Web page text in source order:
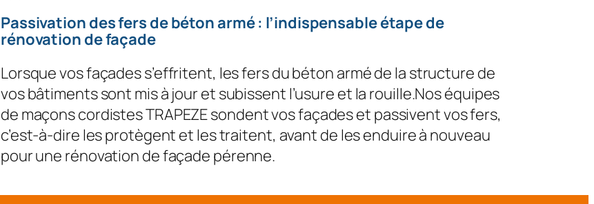
Passivation des fers de béton armé : l’indispensable étape de
rénovation de façade
Lorsque vos façades s’effritent, les fers du béton armé de la structure de
vos bâtiments sont mis à jour et subissent l’usure et la rouille.Nos équipes
de maçons cordistes TRAPEZE sondent vos façades et passivent vos fers,
c’est-à-dire les protègent et les traitent, avant de les enduire à nouveau
pour une rénovation de façade pérenne.